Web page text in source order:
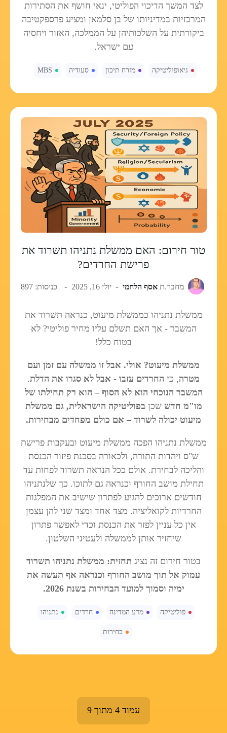
לצד המשך הדיכוי הפוליטי, ינאי חושף את הסתירות
המרכזיות במדיניותו של בן סלמאן ומציע פרספקטיבה
ביקורתית על השלכותיהן על הממלכה, האזור ויחסיה
עם ישראל.
גיאופוליטיקה מזרח תיכון סעודיה MBS
טור חירום: האם ממשלת נתניהו תשרוד את
פרישת החרדים?
מחבר.ת אסף הלחמי יולי 16, 2025 כניסות: 897
ממשלת נתניהו כממשלת מיעוט, כנראה תשרוד את
המשבר - אך האם תשלם עליו מחיר פוליטי? לא
בטוח כלל!
ממשלת מיעוט? אולי. אבל זו ממשלה עם זמן ועם
מטרה, כי החרדים עזבו - אבל לא סגרו את הדלת.
המשבר הנוכחי הוא לא הסוף – הוא רק תחילתו של
מו"מ חדש שכן בפוליטיקה הישראלית, גם ממשלת
מיעוט יכולה לשרוד – אם כולם מפחדים מבחירות.
ממשלת נתניהו הפכה ממשלת מיעוט ובעקבות פרישת
ש"ס ויהדות התורה, ולכאורה בסכנת פיזור הכנסת
והליכה לבחירת. אולם ככל הנראה תשרוד לפחות עד
תחילת מושב החורף וכנראה גם לתוכו. כך שלנתניהו
חודשים ארוכים להגיע לפתרון שישיב את המפלגות
החרדיות לקואליציה. מצד אחד ומצד שני להן עצמן
אין כל עניין לפזר את הכנסת וכדי לאפשר פתרון
שיחזיר אותן לממשלה ולעטיני השלטון.
בטור חירום זה נציג תחזית: ממשלת נתניהו תשרוד
עמוק אל תוך מושב החורף וכנראה אף תעשה את
ימיה וסמוך למועד הבחירות בשנת 2026.
פוליטיקה מדע המדינה חרדים נתניהו
בחירות
עמוד 4 מתוך 9